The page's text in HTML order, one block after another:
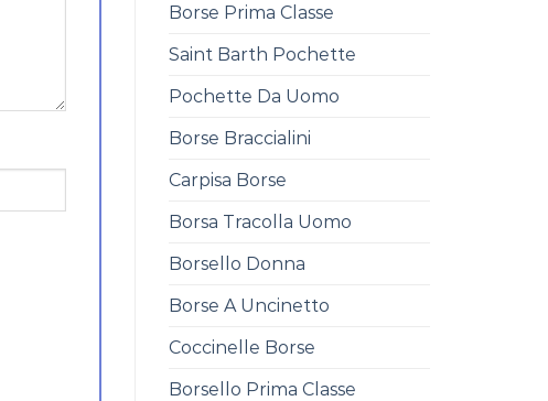
Borse Prima Classe
Saint Barth Pochette
Pochette Da Uomo
Borse Braccialini
Carpisa Borse
Borsa Tracolla Uomo
Borsello Donna
Borse A Uncinetto
Coccinelle Borse
Borsello Prima Classe